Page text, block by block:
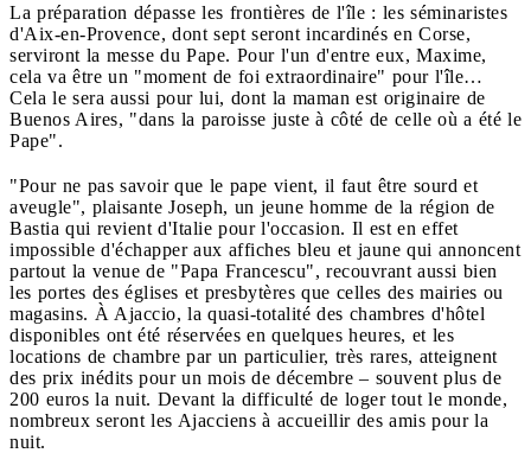
La préparation dépasse les frontières de l'île : les séminaristes
d'Aix-en-Provence, dont sept seront incardinés en Corse,
serviront la messe du Pape. Pour l'un d'entre eux, Maxime,
cela va être un "moment de foi extraordinaire" pour l'île…
Cela le sera aussi pour lui, dont la maman est originaire de
Buenos Aires, "dans la paroisse juste à côté de celle où a été le
Pape".
"Pour ne pas savoir que le pape vient, il faut être sourd et
aveugle", plaisante Joseph, un jeune homme de la région de
Bastia qui revient d'Italie pour l'occasion. Il est en effet
impossible d'échapper aux affiches bleu et jaune qui annoncent
partout la venue de "Papa Francescu", recouvrant aussi bien
les portes des églises et presbytères que celles des mairies ou
magasins. À Ajaccio, la quasi-totalité des chambres d'hôtel
disponibles ont été réservées en quelques heures, et les
locations de chambre par un particulier, très rares, atteignent
des prix inédits pour un mois de décembre – souvent plus de
200 euros la nuit. Devant la difficulté de loger tout le monde,
nombreux seront les Ajacciens à accueillir des amis pour la
nuit.